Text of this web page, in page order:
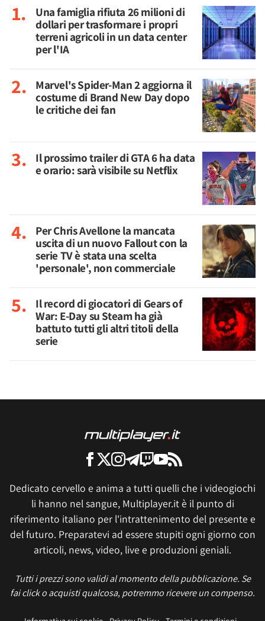
Una famiglia rifiuta 26 milioni di
dollari per trasformare i propri
terreni agricoli in un data center
per l'IA
Marvel's Spider-Man 2 aggiorna il
costume di Brand New Day dopo
le critiche dei fan
Il prossimo trailer di GTA 6 ha data
e orario: sarà visibile su Netflix
Per Chris Avellone la mancata
uscita di un nuovo Fallout con la
serie TV è stata una scelta
'personale', non commerciale
Il record di giocatori di Gears of
War: E-Day su Steam ha già
battuto tutti gli altri titoli della
serie
Dedicato cervello e anima a tutti quelli che i videogiochi
li hanno nel sangue, Multiplayer.it è il punto di
riferimento italiano per l'intrattenimento del presente e
del futuro. Preparatevi ad essere stupiti ogni giorno con
articoli, news, video, live e produzioni geniali.
Tutti i prezzi sono validi al momento della pubblicazione. Se
fai click o acquisti qualcosa, potremmo ricevere un compenso.